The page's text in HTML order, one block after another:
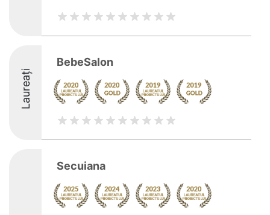
Laureați
BebeSalon
Secuiana